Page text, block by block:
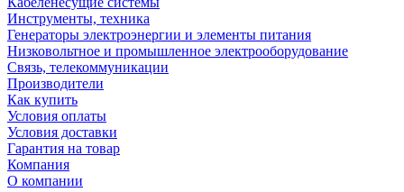
Инструменты, техника
Генераторы электроэнергии и элементы питания
Низковольтное и промышленное электрооборудование
Связь, телекоммуникации
Производители
Как купить
Условия оплаты
Условия доставки
Гарантия на товар
Компания
О компании